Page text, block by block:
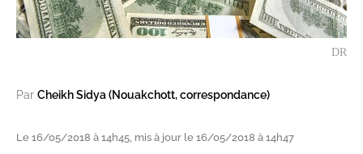
DR
Par Cheikh Sidya (Nouakchott, correspondance)
Le 16/05/2018 à 14h45, mis à jour le 16/05/2018 à 14h47